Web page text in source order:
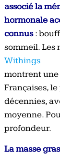
associé la
hormonale
connus:
sommeil. Les
Withings
montrent une
Françaises,
décennies,
moyenne.
profondeur.
La masse